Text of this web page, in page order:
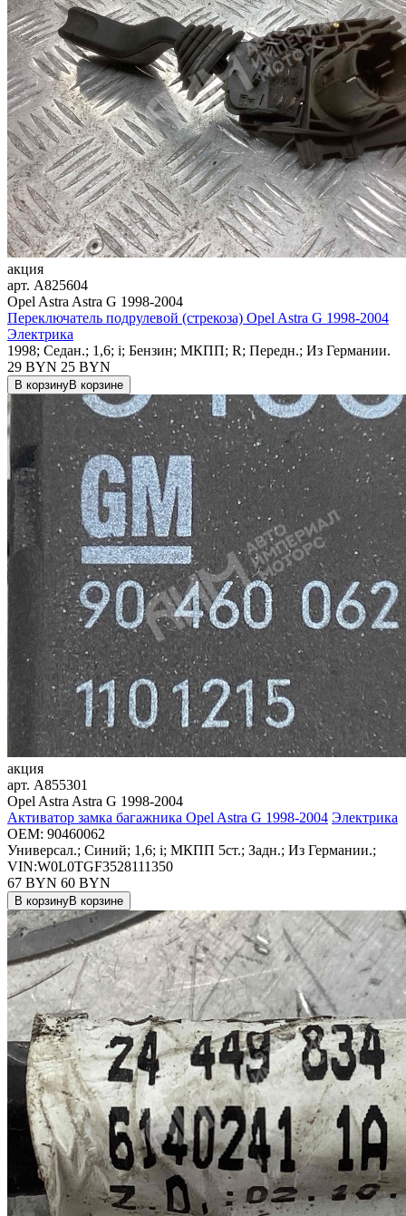
акция
арт. A825604
Opel Astra Astra G 1998-2004
Переключатель подрулевой (стрекоза) Opel Astra G 1998-2004
Электрика
1998; Седан.; 1,6; i; Бензин; МКПП; R; Передн.; Из Германии.
29 BYN 25 BYN
В корзинуВ корзине
акция
арт. A855301
Opel Astra Astra G 1998-2004
Активатор замка багажника Opel Astra G 1998-2004 Электрика
OEM: 90460062
Универсал.; Синий; 1,6; i; МКПП 5ст.; Задн.; Из Германии.;
VIN:W0L0TGF3528111350
67 BYN 60 BYN
В корзинуВ корзине